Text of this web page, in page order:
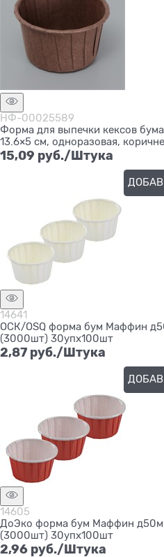
НФ-00025589
Форма для выпечки кексов
13.6×5 см, одноразовая,
15,09 руб./Штука
14641
ОСК/OSQ форма бум Маффин
(3000шт) 30упх100шт
2,87 руб./Штука
14605
ДоЭко форма бум Маффин
(3000шт) 30упх100шт
2,96 руб./Штука